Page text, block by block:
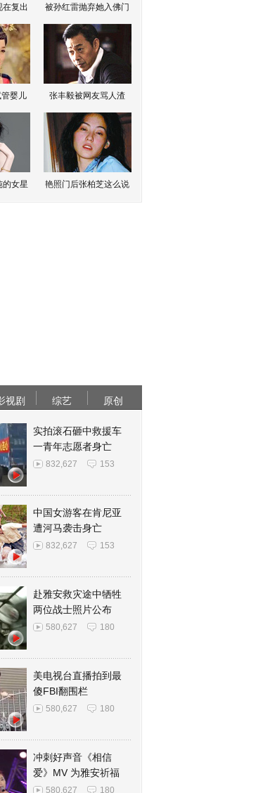
复出 被孙红雷抛弃她入佛门
婴儿 张丰毅被网友骂人渣
的女星 艳照门后张柏芝这么说
视剧 综艺 原创
实拍滚石砸中救援车
一青年志愿者身亡
832,627 153
中国女游客在肯尼亚
遭河马袭击身亡
832,627 153
赴雅安救灾途中牺牲
两位战士照片公布
580,627 180
美电视台直播拍到最
傻FBI翻围栏
580,627 180
冲刺好声音《相信
爱》MV 为雅安祈福
580,627 180